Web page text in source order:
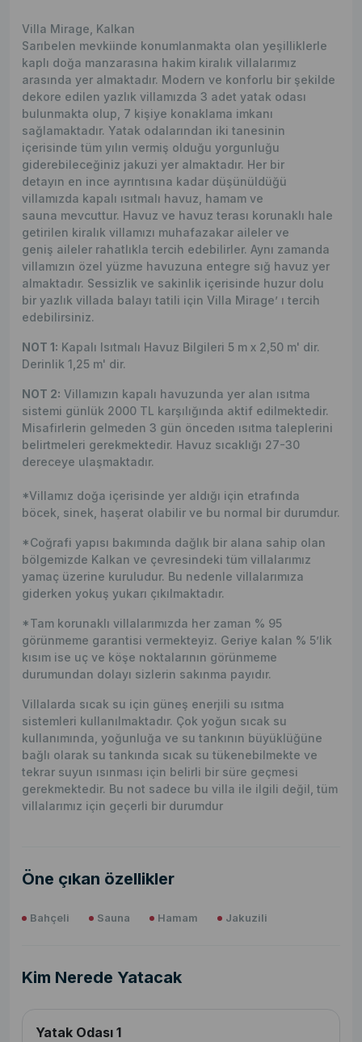
Villa Mirage, Kalkan
Sarıbelen mevkiinde konumlanmakta olan yeşilliklerle
kaplı doğa manzarasına hakim kiralık villalarımız
arasında yer almaktadır. Modern ve konforlu bir şekilde
dekore edilen yazlık villamızda 3 adet yatak odası
bulunmakta olup, 7 kişiye konaklama imkanı
sağlamaktadır. Yatak odalarından iki tanesinin
içerisinde tüm yılın vermiş olduğu yorgunluğu
giderebileceğiniz jakuzi yer almaktadır. Her bir
detayın en ince ayrıntısına kadar düşünüldüğü
villamızda kapalı ısıtmalı havuz, hamam ve
sauna mevcuttur. Havuz ve havuz terası korunaklı hale
getirilen kiralık villamızı muhafazakar aileler ve
geniş aileler rahatlıkla tercih edebilirler. Aynı zamanda
villamızın özel yüzme havuzuna entegre sığ havuz yer
almaktadır. Sessizlik ve sakinlik içerisinde huzur dolu
bir yazlık villada balayı tatili için Villa Mirage’ ı tercih
edebilirsiniz.
NOT 1: Kapalı Isıtmalı Havuz Bilgileri 5 m x 2,50 m' dir.
Derinlik 1,25 m' dir.
NOT 2: Villamızın kapalı havuzunda yer alan ısıtma
sistemi günlük 2000 TL karşılığında aktif edilmektedir.
Misafirlerin gelmeden 3 gün önceden ısıtma taleplerini
belirtmeleri gerekmektedir. Havuz sıcaklığı 27-30
dereceye ulaşmaktadır.
*Villamız doğa içerisinde yer aldığı için etrafında
böcek, sinek, haşerat olabilir ve bu normal bir durumdur.
*Coğrafi yapısı bakımında dağlık bir alana sahip olan
bölgemizde Kalkan ve çevresindeki tüm villalarımız
yamaç üzerine kuruludur. Bu nedenle villalarımıza
giderken yokuş yukarı çıkılmaktadır.
*Tam korunaklı villalarımızda her zaman % 95
görünmeme garantisi vermekteyiz. Geriye kalan % 5’lik
kısım ise uç ve köşe noktalarının görünmeme
durumundan dolayı sizlerin sakınma payıdır.
Villalarda sıcak su için güneş enerjili su ısıtma
sistemleri kullanılmaktadır. Çok yoğun sıcak su
kullanımında, yoğunluğa ve su tankının büyüklüğüne
bağlı olarak su tankında sıcak su tükenebilmekte ve
tekrar suyun ısınması için belirli bir süre geçmesi
gerekmektedir. Bu not sadece bu villa ile ilgili değil, tüm
villalarımız için geçerli bir durumdur
Öne çıkan özellikler
Bahçeli Sauna Hamam Jakuzili
Kim Nerede Yatacak
Yatak Odası 1